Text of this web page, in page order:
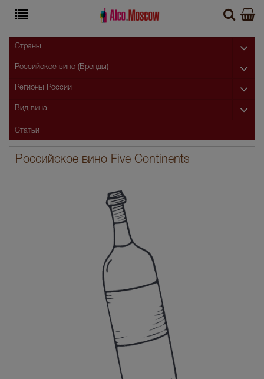
Российское вино Five Continents
Страны
Российское вино (Бренды)
Регионы России
Вид вина
Статьи